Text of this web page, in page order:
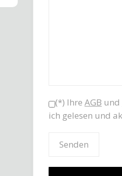
(*) Ihre AGB und
ich gelesen und